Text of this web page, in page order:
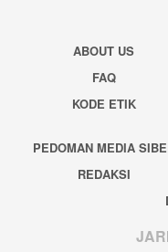
ABOUT US
FAQ
KODE ETIK
PEDOMAN MEDIA
REDAKSI